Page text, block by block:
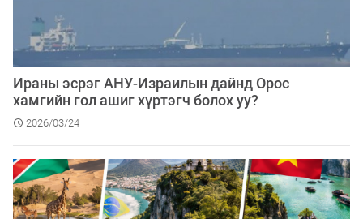
Ираны эсрэг АНУ-Израилын дайнд Орос
хамгийн гол ашиг хүртэгч болох уу?
2026/03/24